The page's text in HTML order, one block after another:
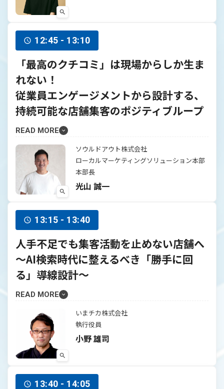
12:45 - 13:10
「最高のクチコミ」は現場からしか生ま
れない！
従業員エンゲージメントから設計する、
持続可能な店舗集客のポジティブループ
READ MORE
ソウルドアウト株式会社
ローカルマーケティングソリューション本部
本部長
光山 誠一
13:15 - 13:40
人手不足でも集客活動を止めない店舗へ
～AI検索時代に整えるべき「勝手に回
る」導線設計～
READ MORE
いまチカ株式会社
執行役員
小野 雄司
13:40 - 14:05